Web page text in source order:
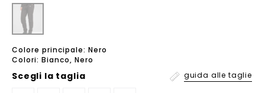
Colore principale: Nero
Colori: Bianco, Nero
Scegli la taglia guida alle taglie